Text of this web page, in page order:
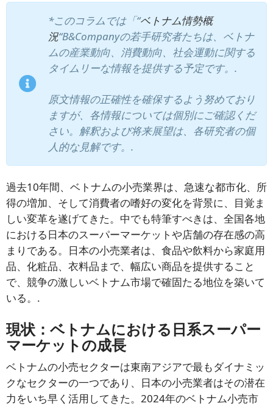
*このコラムでは「“ベトナム情勢概
況“B&Companyの若手研究者たちは、ベトナ
ムの産業動向、消費動向、社会運動に関する
タイムリーな情報を提供する予定です。.
原文情報の正確性を確保するよう努めており
ますが、各情報については個別にご確認くだ
さい。解釈および将来展望は、各研究者の個
人的な見解です。.
過去10年間、ベトナムの小売業界は、急速な都市化、所
得の増加、そして消費者の嗜好の変化を背景に、目覚ま
しい変革を遂げてきた。中でも特筆すべきは、全国各地
における日本のスーパーマーケットや店舗の存在感の高
まりである。日本の小売業者は、食品や飲料から家庭用
品、化粧品、衣料品まで、幅広い商品を提供すること
で、競争の激しいベトナム市場で確固たる地位を築いて
いる。.
現状：ベトナムにおける日系スーパー
マーケットの成長
ベトナムの小売セクターは東南アジアで最もダイナミッ
クなセクターの一つであり、日本の小売業者はその潜在
力をいち早く活用してきた。2024年のベトナム小売市
ニュースレターを購読する